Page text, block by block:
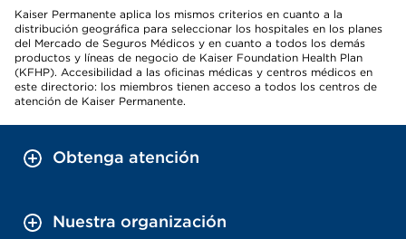
Kaiser Permanente aplica los mismos criterios en cuanto a la
distribución geográfica para seleccionar los hospitales en los planes
del Mercado de Seguros Médicos y en cuanto a todos los demás
productos y líneas de negocio de Kaiser Foundation Health Plan
(KFHP). Accesibilidad a las oficinas médicas y centros médicos en
este directorio: los miembros tienen acceso a todos los centros de
atención de Kaiser Permanente.
Obtenga atención
Nuestra organización